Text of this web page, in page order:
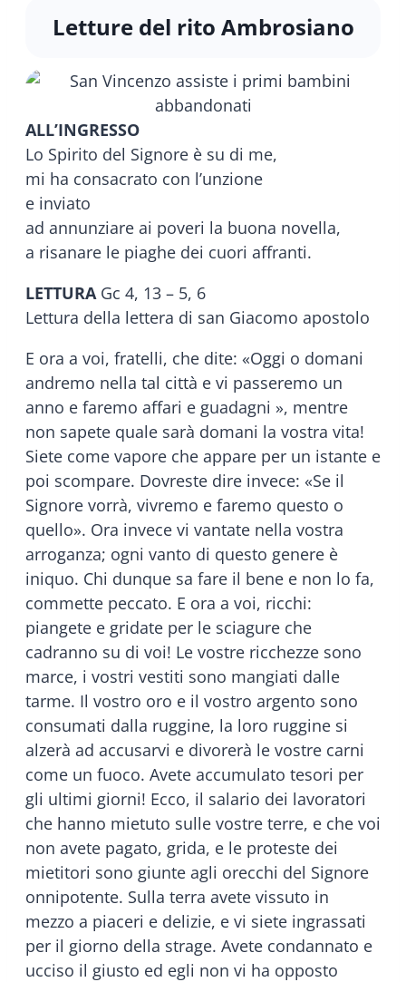
Letture del rito Ambrosiano
ALL’INGRESSO
Lo Spirito del Signore è su di me,
mi ha consacrato con l’unzione
e inviato
ad annunziare ai poveri la buona novella,
a risanare le piaghe dei cuori affranti.
LETTURA Gc 4, 13 – 5, 6
Lettura della lettera di san Giacomo apostolo
E ora a voi, fratelli, che dite: «Oggi o domani
andremo nella tal città e vi passeremo un
anno e faremo affari e guadagni », mentre
non sapete quale sarà domani la vostra vita!
Siete come vapore che appare per un istante e
poi scompare. Dovreste dire invece: «Se il
Signore vorrà, vivremo e faremo questo o
quello». Ora invece vi vantate nella vostra
arroganza; ogni vanto di questo genere è
iniquo. Chi dunque sa fare il bene e non lo fa,
commette peccato. E ora a voi, ricchi:
piangete e gridate per le sciagure che
cadranno su di voi! Le vostre ricchezze sono
marce, i vostri vestiti sono mangiati dalle
tarme. Il vostro oro e il vostro argento sono
consumati dalla ruggine, la loro ruggine si
alzerà ad accusarvi e divorerà le vostre carni
come un fuoco. Avete accumulato tesori per
gli ultimi giorni! Ecco, il salario dei lavoratori
che hanno mietuto sulle vostre terre, e che voi
non avete pagato, grida, e le proteste dei
mietitori sono giunte agli orecchi del Signore
onnipotente. Sulla terra avete vissuto in
mezzo a piaceri e delizie, e vi siete ingrassati
per il giorno della strage. Avete condannato e
ucciso il giusto ed egli non vi ha opposto